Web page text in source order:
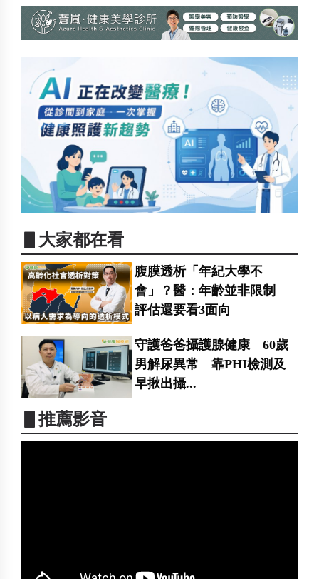
▋大家都在看
腹膜透析「年紀大學不
會」？醫：年齡並非限制
評估還要看3面向
守護爸爸攝護腺健康 60歲
男解尿異常 靠PHI檢測及
早揪出攝...
▋推薦影音